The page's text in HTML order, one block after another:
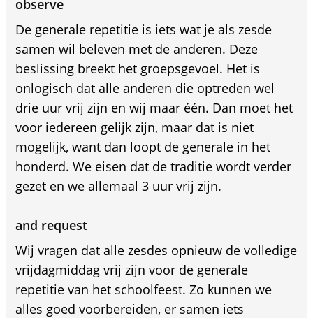
observe
De generale repetitie is iets wat je als zesde
samen wil beleven met de anderen. Deze
beslissing breekt het groepsgevoel. Het is
onlogisch dat alle anderen die optreden wel
drie uur vrij zijn en wij maar één. Dan moet het
voor iedereen gelijk zijn, maar dat is niet
mogelijk, want dan loopt de generale in het
honderd. We eisen dat de traditie wordt verder
gezet en we allemaal 3 uur vrij zijn.
and request
Wij vragen dat alle zesdes opnieuw de volledige
vrijdagmiddag vrij zijn voor de generale
repetitie van het schoolfeest. Zo kunnen we
alles goed voorbereiden, er samen iets